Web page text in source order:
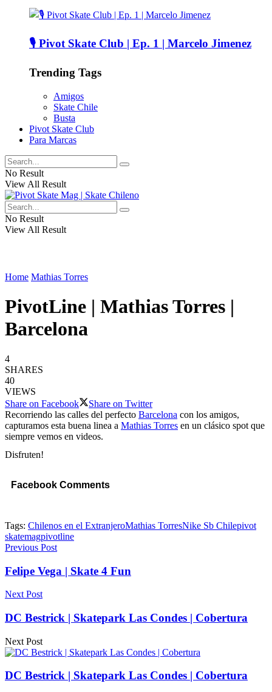
🎙️ Pivot Skate Club | Ep. 1 | Marcelo Jimenez
Trending Tags
Amigos
Skate Chile
Busta
Pivot Skate Club
Para Marcas
No Result
View All Result
No Result
View All Result
Home Mathias Torres
PivotLine | Mathias Torres |
Barcelona
4
SHARES
40
VIEWS
Share on Facebook
Share on Twitter
Recorriendo las calles del perfecto Barcelona con los amigos,
capturamos esta buena linea a Mathias Torres en un clásico spot que
siempre vemos en videos.
Disfruten!
Facebook Comments
Tags: Chilenos en el ExtranjeroMathias TorresNike Sb Chilepivot
skatemagpivotline
Previous Post
Felipe Vega | Skate 4 Fun
Next Post
DC Bestrick | Skatepark Las Condes | Cobertura
Next Post
DC Bestrick | Skatepark Las Condes | Cobertura